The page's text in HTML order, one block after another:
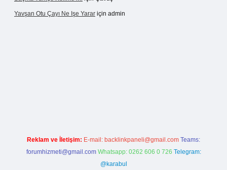
Yavşan Otu Çayı Ne Işe Yarar için admin
Reklam ve İletişim: E-mail: backlinkpaneli@gmail.com Teams:
forumhizmeti@gmail.com Whatsapp: 0262 606 0 726 Telegram:
@karabul